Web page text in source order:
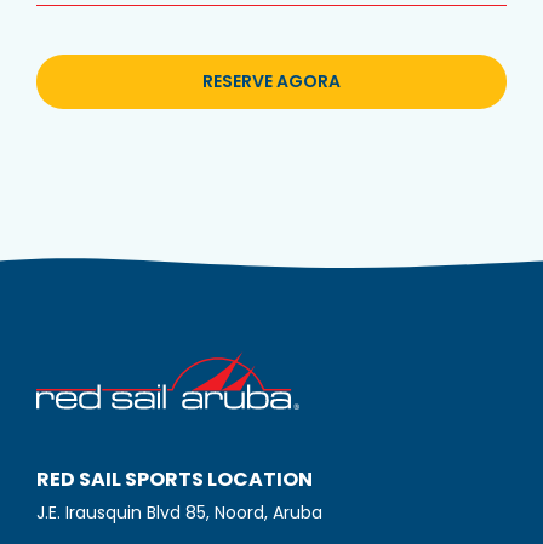
RESERVE AGORA
RED SAIL SPORTS LOCATION
J.E. Irausquin Blvd 85, Noord, Aruba